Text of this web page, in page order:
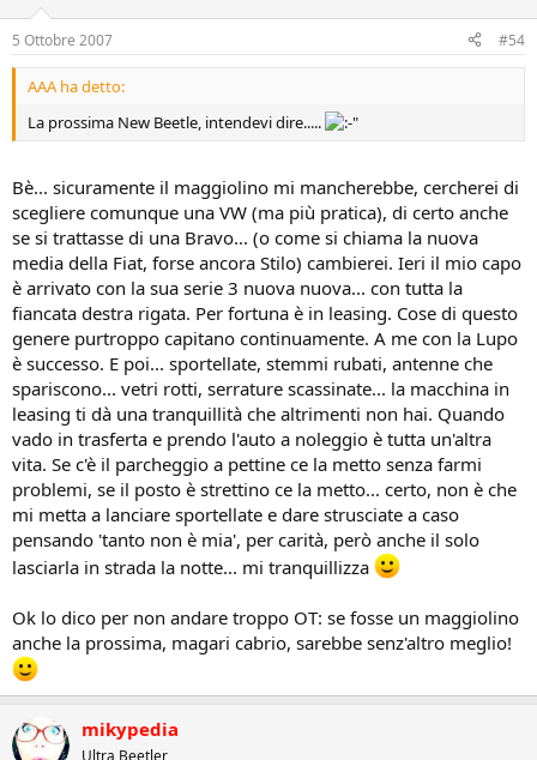
5 Ottobre 2007 #54
AAA ha detto:
La prossima New Beetle, intendevi dire.....
Bè... sicuramente il maggiolino mi mancherebbe, cercherei di
scegliere comunque una VW (ma più pratica), di certo anche
se si trattasse di una Bravo... (o come si chiama la nuova
media della Fiat, forse ancora Stilo) cambierei. Ieri il mio capo
è arrivato con la sua serie 3 nuova nuova... con tutta la
fiancata destra rigata. Per fortuna è in leasing. Cose di questo
genere purtroppo capitano continuamente. A me con la Lupo
è successo. E poi... sportellate, stemmi rubati, antenne che
spariscono... vetri rotti, serrature scassinate... la macchina in
leasing ti dà una tranquillità che altrimenti non hai. Quando
vado in trasferta e prendo l'auto a noleggio è tutta un'altra
vita. Se c'è il parcheggio a pettine ce la metto senza farmi
problemi, se il posto è strettino ce la metto... certo, non è che
mi metta a lanciare sportellate e dare strusciate a caso
pensando 'tanto non è mia', per carità, però anche il solo
lasciarla in strada la notte... mi tranquillizza
Ok lo dico per non andare troppo OT: se fosse un maggiolino
anche la prossima, magari cabrio, sarebbe senz'altro meglio!
mikypedia
Ultra Beetler